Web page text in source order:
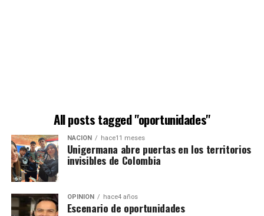
All posts tagged "oportunidades"
NACIÓN hace11 meses
Unigermana abre puertas en los territorios
invisibles de Colombia
OPINIÓN hace4 años
Escenario de oportunidades